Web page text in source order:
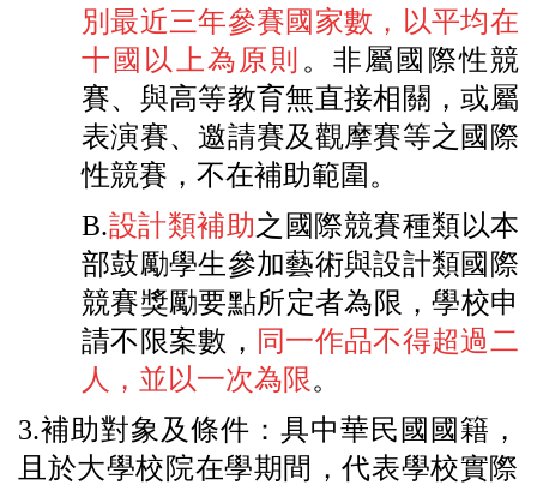
別最近三年參賽國家數， 以平均在
十國以上為原則 。非屬國際性競
賽、 與高等教育無直接相關，或屬
表演賽、邀請賽及觀摩賽等之國際
性競賽，不在補助範圍。
B.設計類補助之國際競賽種類以本
部鼓勵學生參加藝術與設計類國 際
競賽獎勵要點所定者為限，學校申
請不限案數， 同一作品不得超過二
人，並以一次為限。
3.補助對象及條件： 具中華民國國籍 ，
且於大學校院在學期間，代表學校實際